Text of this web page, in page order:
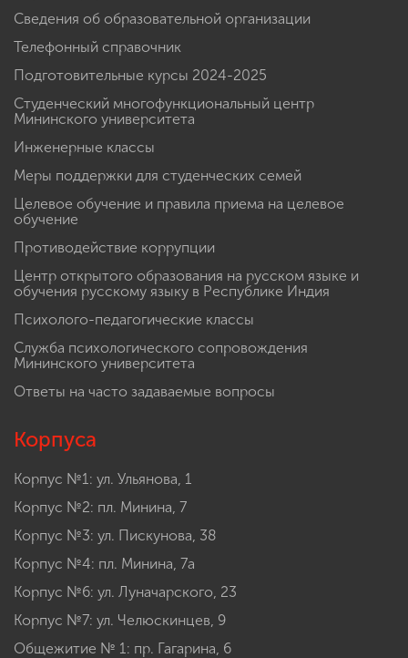
Сведения об образовательной организации
Телефонный справочник
Подготовительные курсы 2024-2025
Студенческий многофункциональный центр
Мининского университета
Инженерные классы
Меры поддержки для студенческих семей
Целевое обучение и правила приема на целевое
обучение
Противодействие коррупции
Центр открытого образования на русском языке и
обучения русскому языку в Республике Индия
Психолого-педагогические классы
Служба психологического сопровождения
Мининского университета
Ответы на часто задаваемые вопросы
Корпуса
Корпус №1: ул. Ульянова, 1
Корпус №2: пл. Минина, 7
Корпус №3: ул. Пискунова, 38
Корпус №4: пл. Минина, 7а
Корпус №6: ул. Луначарского, 23
Корпус №7: ул. Челюскинцев, 9
Общежитие № 1: пр. Гагарина, 6